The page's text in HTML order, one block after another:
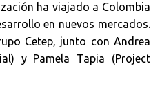
ha viajado a Colombia
en nuevos mercados.
Cetep, junto con Andrea
y Pamela Tapia (Project